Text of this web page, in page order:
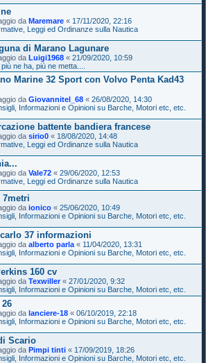
da Maremare « 17/11/2020, 22:16
Leggi ed Ordinanze sulla Nautica
di Marano Lagunare
da Luigi1968 « 21/09/2020, 10:59
ne ha, più ne metta....
Marine 32 Sport con Volvo Penta Kad43
da Giovannitel_68 « 26/08/2020, 14:30
Informazioni e Opinioni su Barche, Motori etc, etc.
battente bandiera francese
da sirio0 « 18/08/2020, 14:48
Leggi ed Ordinanze sulla Nautica
da Vale72 « 29/06/2020, 12:53
Leggi ed Ordinanze sulla Nautica
7metri
da ionico « 25/06/2020, 10:49
Informazioni e Opinioni su Barche, Motori etc, etc.
37 informazioni
da alberto parla « 11/04/2020, 13:31
Informazioni e Opinioni su Barche, Motori etc, etc.
160 cv
da Texwiller« 27/01/2020, 9:32
Informazioni e Opinioni su Barche, Motori etc, etc.
da lanciere-18 « 06/10/2019, 22:18
Informazioni e Opinioni su Barche, Motori etc, etc.
Scario
da Pimpi tinti « 17/09/2019, 18:26
Informazioni e Opinioni su Barche, Motori etc, etc.